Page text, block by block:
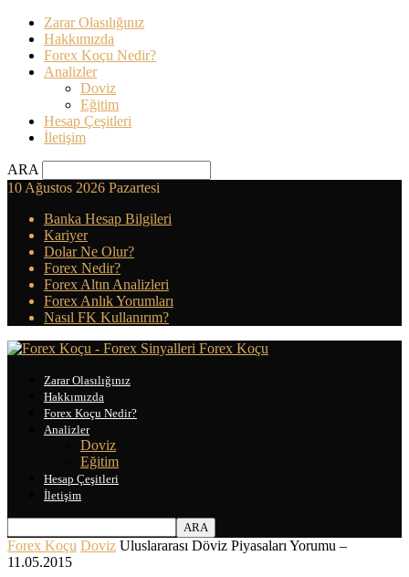
Zarar Olasılığınız
Hakkımızda
Forex Koçu Nedir?
Analizler
Doviz
Eğitim
Hesap Çeşitleri
İletişim
ARA
10 Ağustos 2026 Pazartesi
Banka Hesap Bilgileri
Kariyer
Dolar Ne Olur?
Forex Nedir?
Forex Altın Analizleri
Forex Anlık Yorumları
Nasıl FK Kullanırım?
Forex Koçu
Zarar Olasılığınız
Hakkımızda
Forex Koçu Nedir?
Analizler
Doviz
Eğitim
Hesap Çeşitleri
İletişim
Forex Koçu Doviz Uluslararası Döviz Piyasaları Yorumu –
11.05.2015